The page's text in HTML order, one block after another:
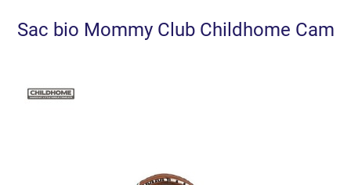
Sac bio Mommy Club Childhome Cam